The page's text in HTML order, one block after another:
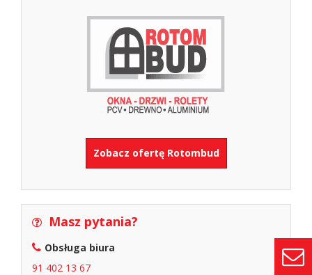
Zobacz ofertę Rotombud
Masz pytania?
Obsługa biura
91 402 13 67